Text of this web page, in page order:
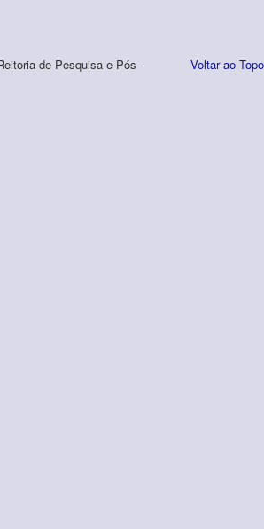
Voltar ao Topo
de Pesquisa e Pós-